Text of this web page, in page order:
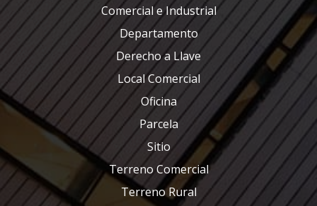
Comercial e Industrial
Departamento
Derecho a Llave
Local Comercial
Oficina
Parcela
Sitio
Terreno Comercial
Terreno Rural